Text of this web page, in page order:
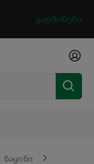
გადმოწერა
ნაყინი